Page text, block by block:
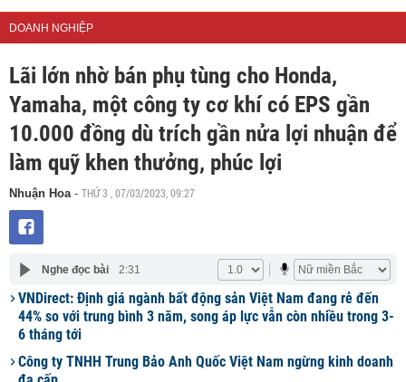
DOANH NGHIỆP
Lãi lớn nhờ bán phụ tùng cho Honda,
Yamaha, một công ty cơ khí có EPS gần
10.000 đồng dù trích gần nửa lợi nhuận để
làm quỹ khen thưởng, phúc lợi
Nhuận Hoa- THỨ 3 , 07/03/2023, 09:27
Nghe đọc bài 2:31
VNDirect: Định giá ngành bất động sản Việt Nam đang rẻ đến
44% so với trung bình 3 năm, song áp lực vẫn còn nhiều trong 3-
6 tháng tới
Công ty TNHH Trung Bảo Anh Quốc Việt Nam ngừng kinh doanh